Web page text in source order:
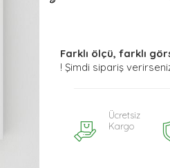
Farklı ölçü, farklı
! Şimdi sipariş
Ücretsiz
Kargo